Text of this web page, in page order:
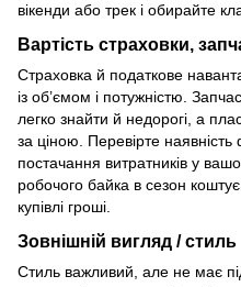
вікенди або трек і обирайте
Вартість страховки,
Страховка й податкове
із об’ємом і потужністю.
легко знайти й недорогі, а
за ціною. Перевірте наявність
постачання витратників у
робочого байка в сезон
купівлі гроші.
Зовнішній вигляд / стиль
Стиль важливий, але не має